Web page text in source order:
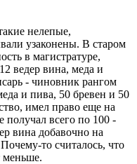
нелепые,
узаконены. В старом
в магистратуре,
ведер вина, меда и
- чиновник рангом
и пива, 50 бревен и 50
имел право еще на
получал всего по 100 -
вина добавочно на
то считалось, что
меньше.